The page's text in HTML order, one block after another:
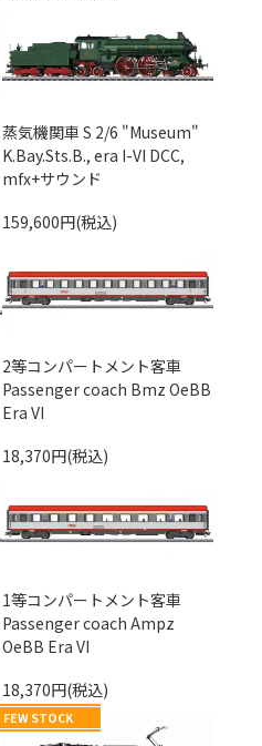
蒸気機関車 S 2/6 "Museum"
K.Bay.Sts.B., era I-VI DCC,
mfx+サウンド
159,600円(税込)
2等コンパートメント客車
Passenger coach Bmz OeBB
Era VI
18,370円(税込)
1等コンパートメント客車
Passenger coach Ampz
OeBB Era VI
18,370円(税込)
FEW STOCK